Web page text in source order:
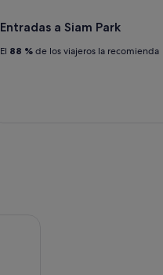
Entradas a Siam Park
El 88 % de los viajeros la recomienda